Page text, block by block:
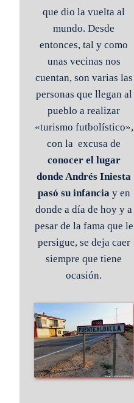
que dio la vuelta al
mundo. Desde
entonces, tal y como
unas vecinas nos
cuentan, son varias las
personas que llegan al
pueblo a realizar
«turismo futbolístico»,
con la excusa de
conocer el lugar
donde Andrés Iniesta
pasó su infanciay en
donde a día de hoy y a
pesar de la fama que le
persigue, se deja caer
siempre que tiene
ocasión.